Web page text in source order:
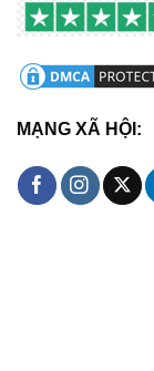
MẠNG XÃ HỘI: